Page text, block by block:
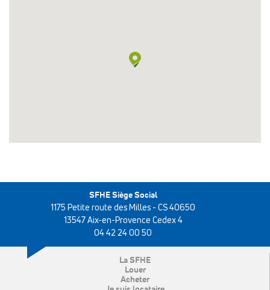
SFHE Siège Social
1175 Petite route des Milles - CS 40650
13547 Aix-en-Provence Cedex 4
04 42 24 00 50
La SFHE
Louer
Acheter